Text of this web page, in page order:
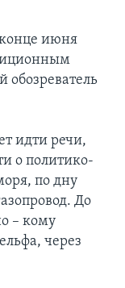
июня
обозреватель
идти речи,
о политико-
по дну
До
– кому
через